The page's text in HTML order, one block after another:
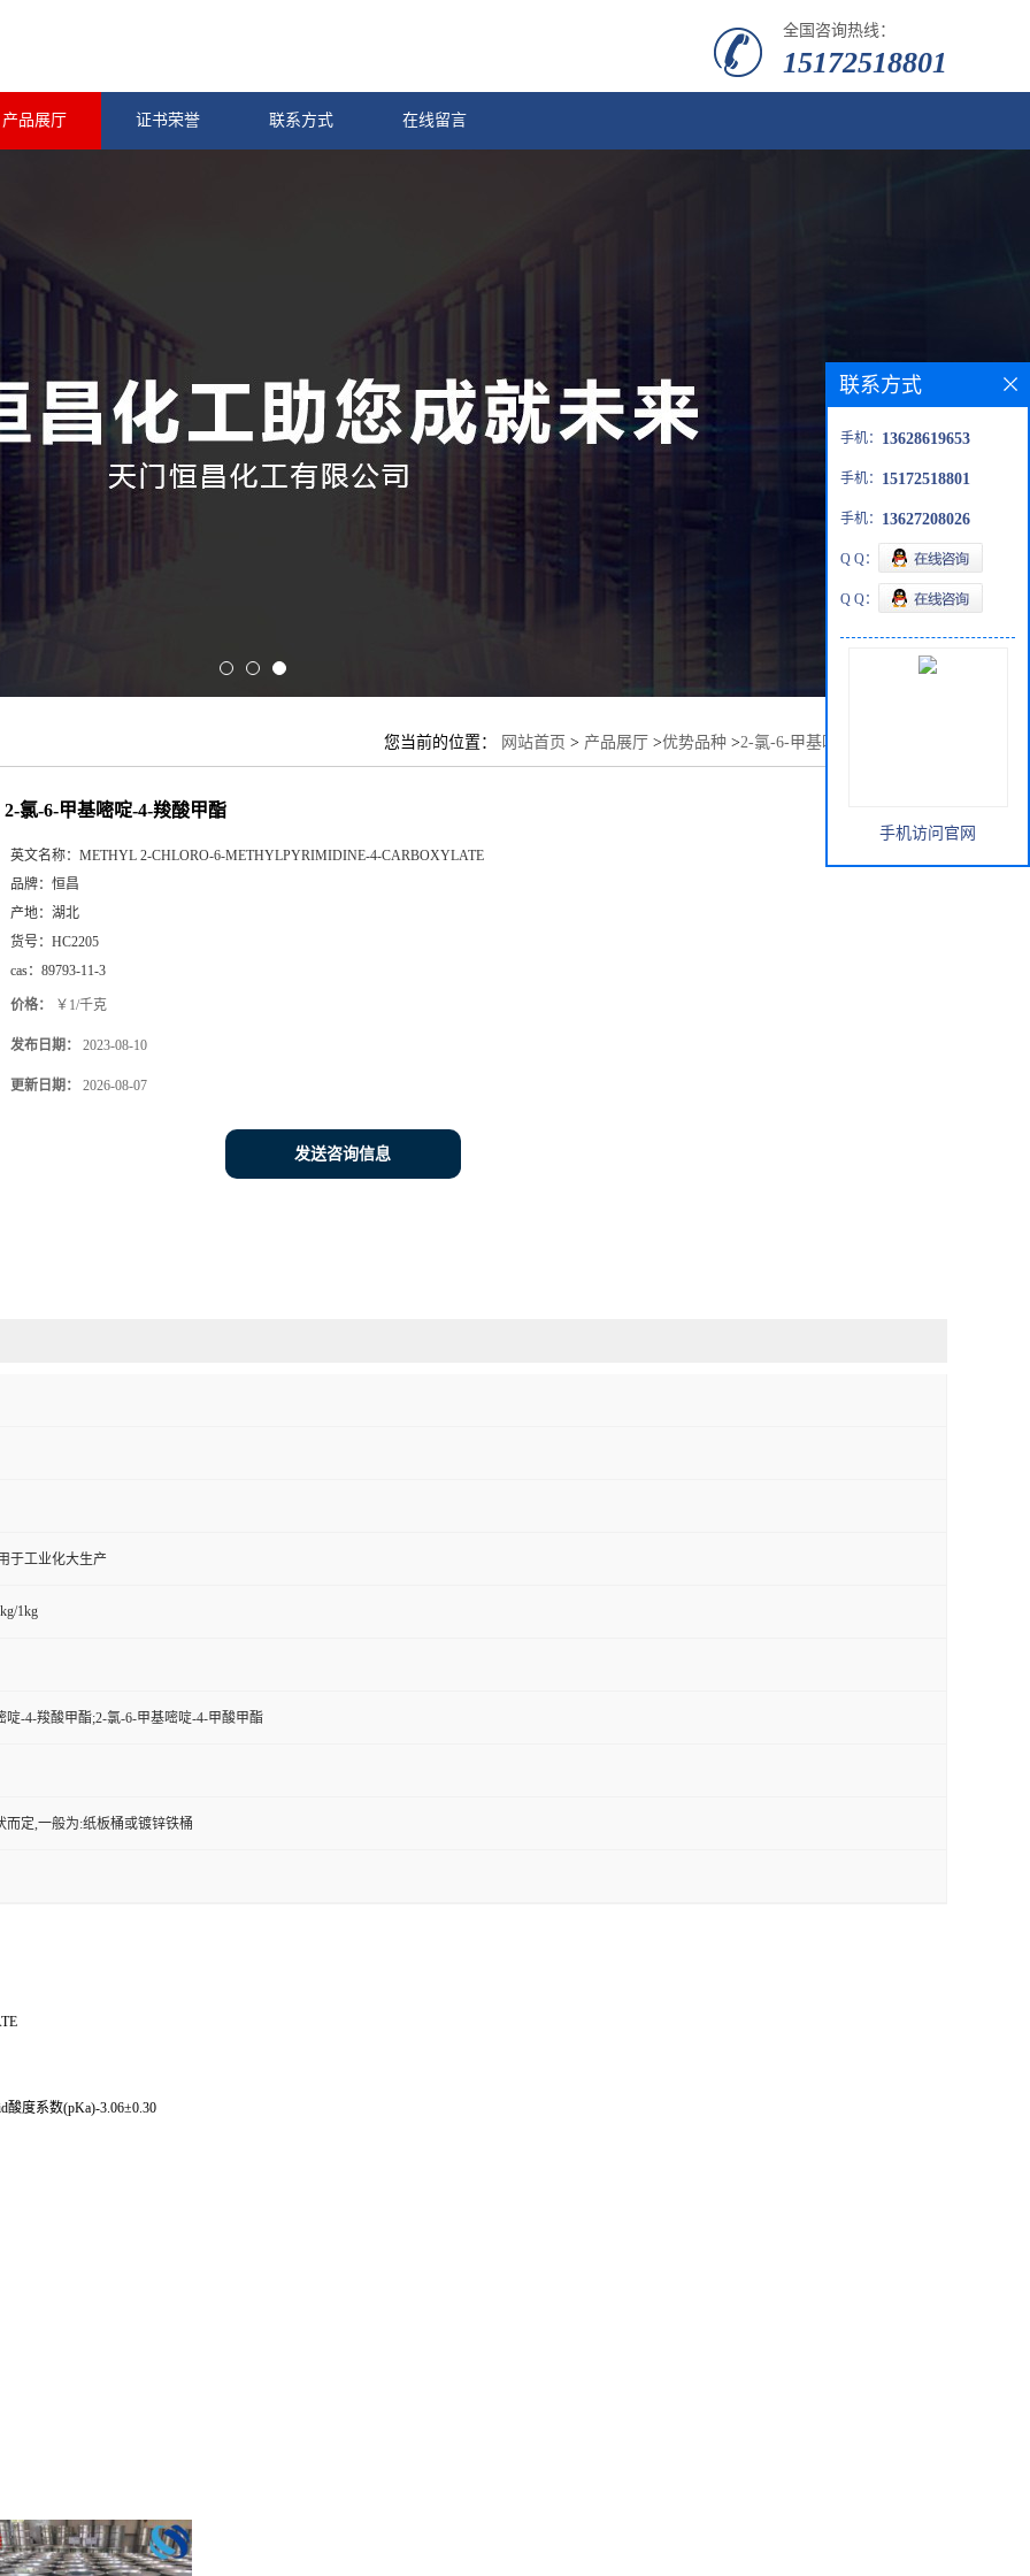
全国咨询热线：
15172518801
产品展厅 证书荣誉 联系方式 在线留言
您当前的位置： 网站首页 > 产品展厅 >优势品种 >2-氯-6-甲基嘧啶-4-羧酸甲酯
2-氯-6-甲基嘧啶-4-羧酸甲酯
英文名称： METHYL 2-CHLORO-6-METHYLPYRIMIDINE-4-CARBOXYLATE
品牌： 恒昌
产地： 湖北
货号： HC2205
cas： 89793-11-3
价格： ￥1/千克
发布日期： 2023-08-10
更新日期： 2026-08-07
发送咨询信息
于工业化大生产
1kg
啶-4-羧酸甲酯;2-氯-6-甲基嘧啶-4-甲酸甲酯
而定,一般为:纸板桶或镀锌铁桶
酸度系数(pKa)-3.06±0.30
联系方式
手机： 13628619653
手机： 15172518801
手机： 13627208026
Q Q：
Q Q：
手机访问官网